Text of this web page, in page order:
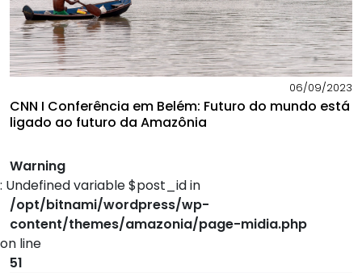
06/09/2023
CNN I Conferência em Belém: Futuro do mundo está
ligado ao futuro da Amazônia
Warning
: Undefined variable $post_id in
/opt/bitnami/wordpress/wp-
content/themes/amazonia/page-midia.php
on line
51